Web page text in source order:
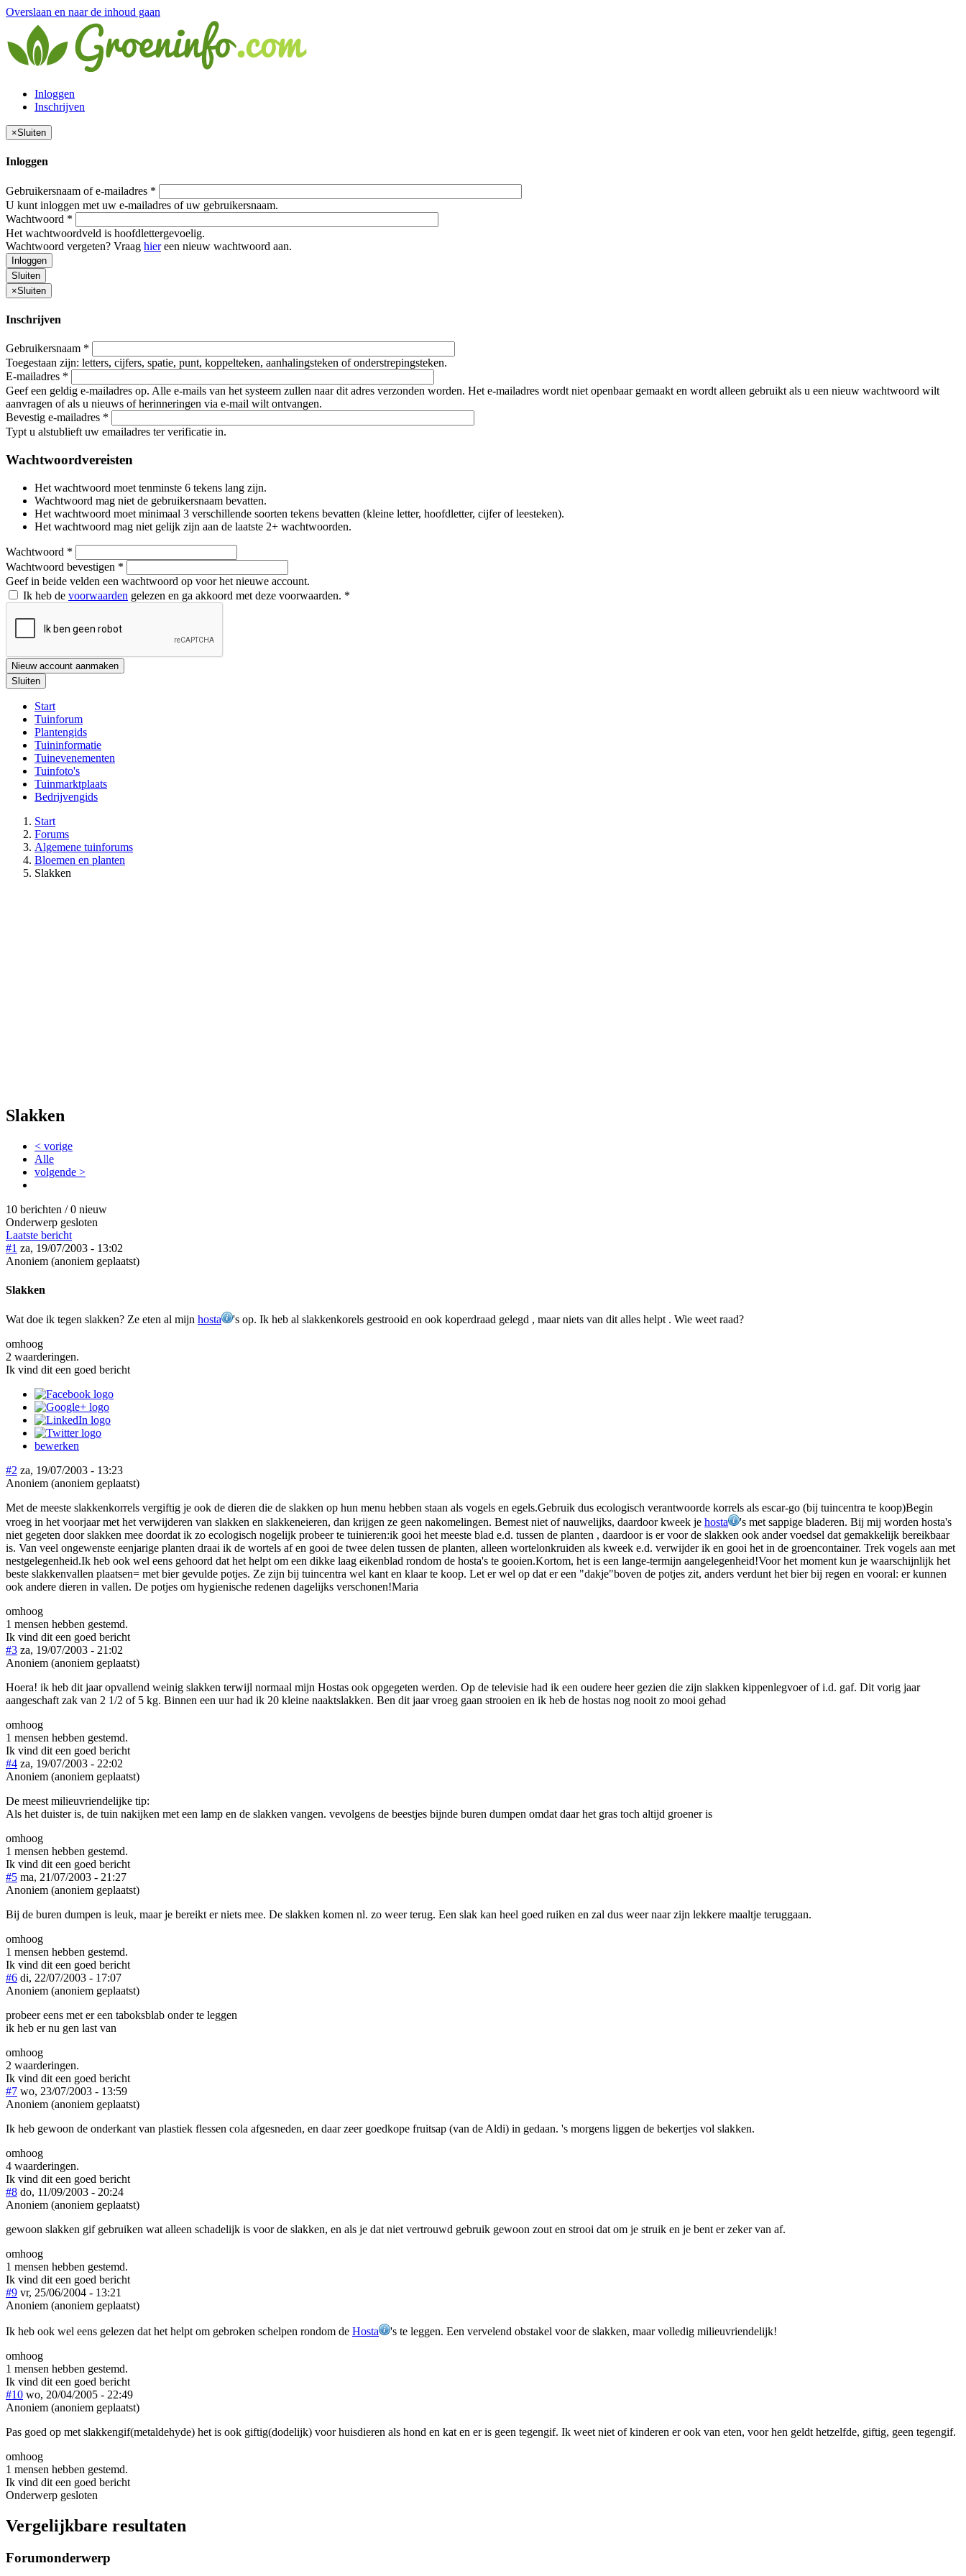
Overslaan en naar de inhoud gaan
Inloggen
Inschrijven
×Sluiten
Inloggen
Gebruikersnaam of e-mailadres *
U kunt inloggen met uw e-mailadres of uw gebruikersnaam.
Wachtwoord *
Het wachtwoordveld is hoofdlettergevoelig.
Wachtwoord vergeten? Vraag hiereen nieuw wachtwoord aan.
Inloggen
Sluiten
×Sluiten
Inschrijven
Gebruikersnaam *
Toegestaan zijn: letters, cijfers, spatie, punt, koppelteken, aanhalingsteken of onderstrepingsteken.
E-mailadres *
Geef een geldig e-mailadres op. Alle e-mails van het systeem zullen naar dit adres verzonden worden. Het e-mailadres wordt niet openbaar gemaakt en wordt alleen gebruikt als u een nieuw wachtwoord wilt
aanvragen of als u nieuws of herinneringen via e-mail wilt ontvangen.
Bevestig e-mailadres *
Typt u alstublieft uw emailadres ter verificatie in.
Wachtwoordvereisten
Het wachtwoord moet tenminste 6 tekens lang zijn.
Wachtwoord mag niet de gebruikersnaam bevatten.
Het wachtwoord moet minimaal 3 verschillende soorten tekens bevatten (kleine letter, hoofdletter, cijfer of leesteken).
Het wachtwoord mag niet gelijk zijn aan de laatste 2+ wachtwoorden.
Wachtwoord *
Wachtwoord bevestigen *
Geef in beide velden een wachtwoord op voor het nieuwe account.
Ik heb de voorwaarden gelezen en ga akkoord met deze voorwaarden. *
Nieuw account aanmaken
Sluiten
Start
Tuinforum
Plantengids
Tuininformatie
Tuinevenementen
Tuinfoto's
Tuinmarktplaats
Bedrijvengids
Start
Forums
Algemene tuinforums
Bloemen en planten
Slakken
Slakken
< vorige
Alle
volgende >
10 berichten / 0 nieuw
Onderwerp gesloten
Laatste bericht
#1 za, 19/07/2003 - 13:02
Anoniem (anoniem geplaatst)
Slakken
Wat doe ik tegen slakken? Ze eten al mijn hosta
's op. Ik heb al slakkenkorels gestrooid en ook koperdraad gelegd , maar niets van dit alles helpt . Wie weet raad?
omhoog
2 waarderingen.
Ik vind dit een goed bericht
bewerken
#2 za, 19/07/2003 - 13:23
Anoniem (anoniem geplaatst)
Met de meeste slakkenkorrels vergiftig je ook de dieren die de slakken op hun menu hebben staan als vogels en egels.Gebruik dus ecologisch verantwoorde korrels als escar-go (bij tuincentra te koop)Begin
vroeg in het voorjaar met het verwijderen van slakken en slakkeneieren, dan krijgen ze geen nakomelingen. Bemest niet of nauwelijks, daardoor kweek je hosta
's met sappige bladeren. Bij mij worden hosta's
niet gegeten door slakken mee doordat ik zo ecologisch nogelijk probeer te tuinieren:ik gooi het meeste blad e.d. tussen de planten , daardoor is er voor de slakken ook ander voedsel dat gemakkelijk bereikbaar
is. Van veel ongewenste eenjarige planten draai ik de wortels af en gooi de twee delen tussen de planten, alleen wortelonkruiden als kweek e.d. verwijder ik en gooi het in de groencontainer. Trek vogels aan met
nestgelegenheid.Ik heb ook wel eens gehoord dat het helpt om een dikke laag eikenblad rondom de hosta's te gooien.Kortom, het is een lange-termijn aangelegenheid!Voor het moment kun je waarschijnlijk het
beste slakkenvallen plaatsen= met bier gevulde potjes. Ze zijn bij tuincentra wel kant en klaar te koop. Let er wel op dat er een "dakje"boven de potjes zit, anders verdunt het bier bij regen en vooral: er kunnen
ook andere dieren in vallen. De potjes om hygienische redenen dagelijks verschonen!Maria
omhoog
1 mensen hebben gestemd.
Ik vind dit een goed bericht
#3 za, 19/07/2003 - 21:02
Anoniem (anoniem geplaatst)
Hoera! ik heb dit jaar opvallend weinig slakken terwijl normaal mijn Hostas ook opgegeten werden. Op de televisie had ik een oudere heer gezien die zijn slakken kippenlegvoer of i.d. gaf. Dit vorig jaar
aangeschaft zak van 2 1/2 of 5 kg. Binnen een uur had ik 20 kleine naaktslakken. Ben dit jaar vroeg gaan strooien en ik heb de hostas nog nooit zo mooi gehad
omhoog
1 mensen hebben gestemd.
Ik vind dit een goed bericht
#4 za, 19/07/2003 - 22:02
Anoniem (anoniem geplaatst)
De meest milieuvriendelijke tip:
Als het duister is, de tuin nakijken met een lamp en de slakken vangen. vevolgens de beestjes bijnde buren dumpen omdat daar het gras toch altijd groener is
omhoog
1 mensen hebben gestemd.
Ik vind dit een goed bericht
#5 ma, 21/07/2003 - 21:27
Anoniem (anoniem geplaatst)
Bij de buren dumpen is leuk, maar je bereikt er niets mee. De slakken komen nl. zo weer terug. Een slak kan heel goed ruiken en zal dus weer naar zijn lekkere maaltje teruggaan.
omhoog
1 mensen hebben gestemd.
Ik vind dit een goed bericht
#6 di, 22/07/2003 - 17:07
Anoniem (anoniem geplaatst)
probeer eens met er een taboksblab onder te leggen
ik heb er nu gen last van
omhoog
2 waarderingen.
Ik vind dit een goed bericht
#7 wo, 23/07/2003 - 13:59
Anoniem (anoniem geplaatst)
Ik heb gewoon de onderkant van plastiek flessen cola afgesneden, en daar zeer goedkope fruitsap (van de Aldi) in gedaan. 's morgens liggen de bekertjes vol slakken.
omhoog
4 waarderingen.
Ik vind dit een goed bericht
#8 do, 11/09/2003 - 20:24
Anoniem (anoniem geplaatst)
gewoon slakken gif gebruiken wat alleen schadelijk is voor de slakken, en als je dat niet vertrouwd gebruik gewoon zout en strooi dat om je struik en je bent er zeker van af.
omhoog
1 mensen hebben gestemd.
Ik vind dit een goed bericht
#9 vr, 25/06/2004 - 13:21
Anoniem (anoniem geplaatst)
Ik heb ook wel eens gelezen dat het helpt om gebroken schelpen rondom de Hosta
's te leggen. Een vervelend obstakel voor de slakken, maar volledig milieuvriendelijk!
omhoog
1 mensen hebben gestemd.
Ik vind dit een goed bericht
#10 wo, 20/04/2005 - 22:49
Anoniem (anoniem geplaatst)
Pas goed op met slakkengif(metaldehyde) het is ook giftig(dodelijk) voor huisdieren als hond en kat en er is geen tegengif. Ik weet niet of kinderen er ook van eten, voor hen geldt hetzelfde, giftig, geen tegengif.
omhoog
1 mensen hebben gestemd.
Ik vind dit een goed bericht
Onderwerp gesloten
Vergelijkbare resultaten
Forumonderwerp